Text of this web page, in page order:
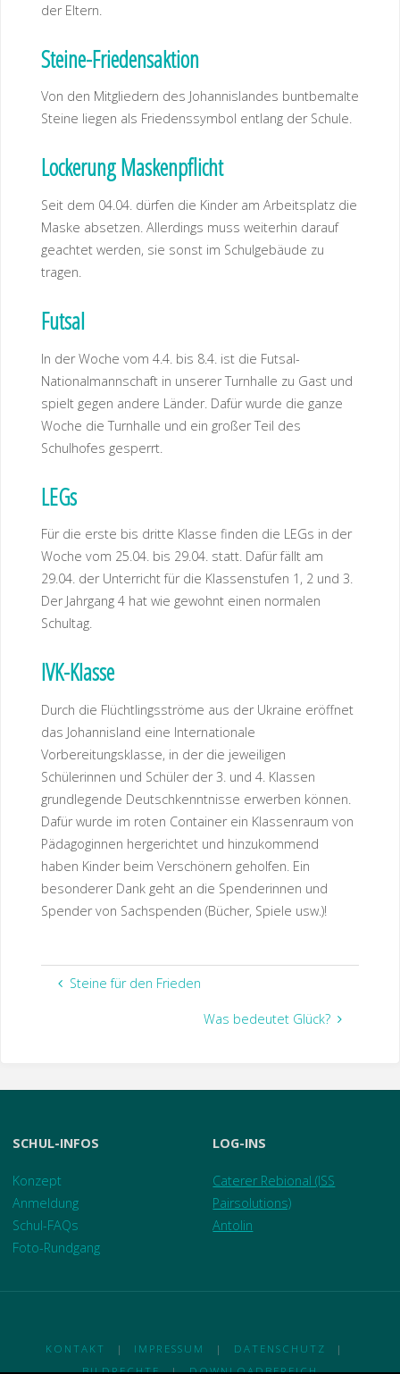
der Eltern.
Steine-Friedensaktion
Von den Mitgliedern des Johannislandes buntbemalte
Steine liegen als Friedenssymbol entlang der Schule.
Lockerung Maskenpflicht
Seit dem 04.04. dürfen die Kinder am Arbeitsplatz die
Maske absetzen. Allerdings muss weiterhin darauf
geachtet werden, sie sonst im Schulgebäude zu
tragen.
Futsal
In der Woche vom 4.4. bis 8.4. ist die Futsal-
Nationalmannschaft in unserer Turnhalle zu Gast und
spielt gegen andere Länder. Dafür wurde die ganze
Woche die Turnhalle und ein großer Teil des
Schulhofes gesperrt.
LEGs
Für die erste bis dritte Klasse finden die LEGs in der
Woche vom 25.04. bis 29.04. statt. Dafür fällt am
29.04. der Unterricht für die Klassenstufen 1, 2 und 3.
Der Jahrgang 4 hat wie gewohnt einen normalen
Schultag.
IVK-Klasse
Durch die Flüchtlingsströme aus der Ukraine eröffnet
das Johannisland eine Internationale
Vorbereitungsklasse, in der die jeweiligen
Schülerinnen und Schüler der 3. und 4. Klassen
grundlegende Deutschkenntnisse erwerben können.
Dafür wurde im roten Container ein Klassenraum von
Pädagoginnen hergerichtet und hinzukommend
haben Kinder beim Verschönern geholfen. Ein
besonderer Dank geht an die Spenderinnen und
Spender von Sachspenden (Bücher, Spiele usw.)!
Steine für den Frieden
Was bedeutet Glück?
SCHUL-INFOS
Konzept
Anmeldung
Schul-FAQs
Foto-Rundgang
LOG-INS
Caterer Rebional (ISS
Pairsolutions)
Antolin
KONTAKT | IMPRESSUM | DATENSCHUTZ
|
BILDRECHTE
| DOWNLOADBEREICH